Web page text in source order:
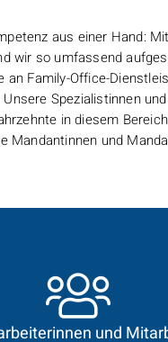
aus einer Hand:
wir so umfassend
an Family-Office-
Spezialistinnen
in diesem
Mandantinnen und
und